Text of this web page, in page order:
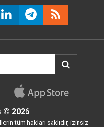
© 2026
tüm hakları saklıdır, izinsiz